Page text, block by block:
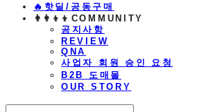
🔥핫딜/공동구매
👩‍👩‍👦‍👦COMMUNITY
공지사항
REVIEW
QNA
사업자 회원 승인 요청
B2B 도매몰
OUR STORY